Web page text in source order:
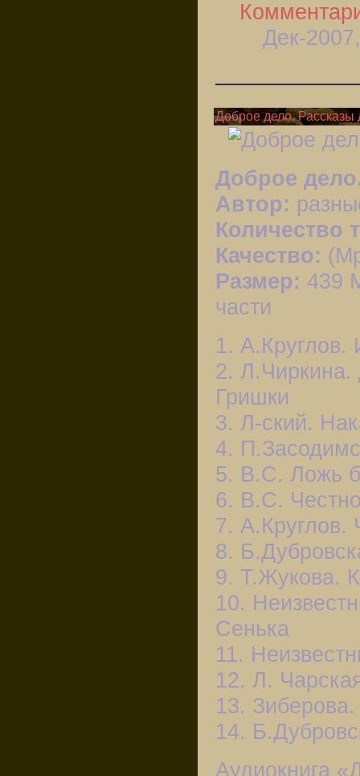
Дек-
Доброе дело. Рассказы
Доброе
Автор:
Количество
Качество:
Размер: 439
части
1. А.Круглов.
2. Л.Чиркина.
Гришки
3. Л-ский.
4.
5. В.С. Ложь
6. В.С.
7. А.Круглов.
8.
9. Т.Жукова.
10.
Сенька
11.
12. Л.
13.
14.
Аудиокнига